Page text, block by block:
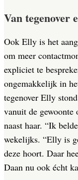
Van tegenover
Ook Elly is het
om meer
expliciet te
ongemakkelijk in
tegenover Elly
vanuit de gewoonte
naast haar. “Ik
wekelijks. “Elly is
deze hoort. Daar
Daan nu ook écht